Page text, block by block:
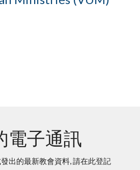
電子通訊
出的最新教會資料, 請在此登記